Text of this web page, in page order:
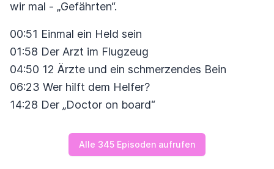
wir mal - „Gefährten“.
00:51 Einmal ein Held sein
01:58 Der Arzt im Flugzeug
04:50 12 Ärzte und ein schmerzendes Bein
06:23 Wer hilft dem Helfer?
14:28 Der „Doctor on board“
Alle 345 Episoden aufrufen